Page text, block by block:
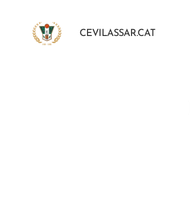
CEVILASSAR.CAT